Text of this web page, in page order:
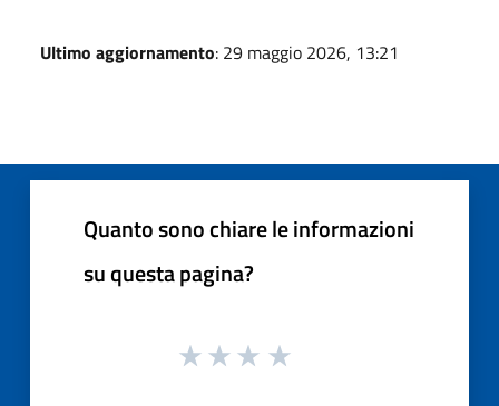
Ultimo aggiornamento: 29 maggio 2026, 13:21
Quanto sono chiare le informazioni
su questa pagina?